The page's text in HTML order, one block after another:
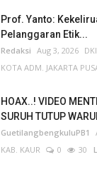
Prof. Yanto:
Pelanggaran Etik...
Redaksi Aug 3, 2026
KOTA ADM. JAKARTA
HOAX..! VIDEO
SURUH TUTUP
GuetilangbengkuluPB1
KAB. KAUR
0 30